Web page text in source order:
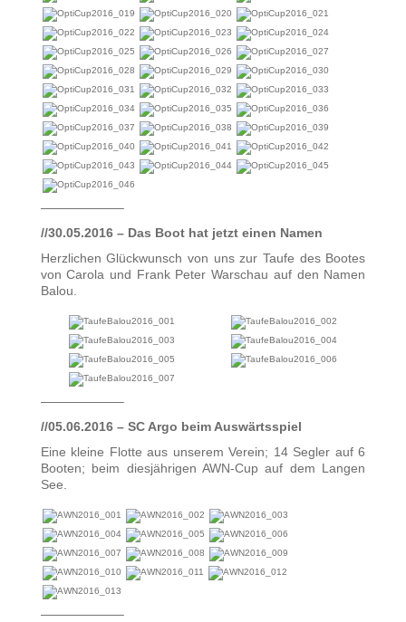
——————–
//30.05.2016 – Das Boot hat jetzt einen Namen
Herzlichen Glückwunsch von uns zur Taufe des Bootes
von Carola und Frank Peter Warschau auf den Namen
Balou.
——————–
//05.06.2016 – SC Argo beim Auswärtsspiel
Eine kleine Flotte aus unserem Verein; 14 Segler auf 6
Booten; beim diesjährigen AWN-Cup auf dem Langen
See.
——————–